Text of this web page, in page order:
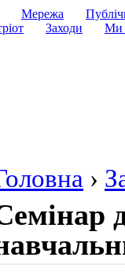
Мережа
Заходи
Ми
›